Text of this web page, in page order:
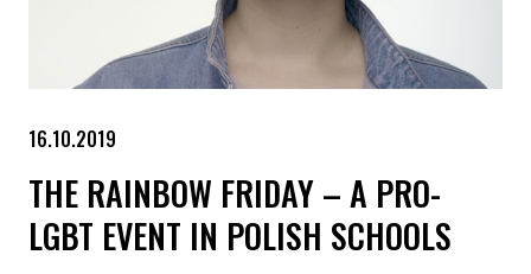
16.10.2019
THE RAINBOW FRIDAY – A PRO-
LGBT EVENT IN POLISH SCHOOLS